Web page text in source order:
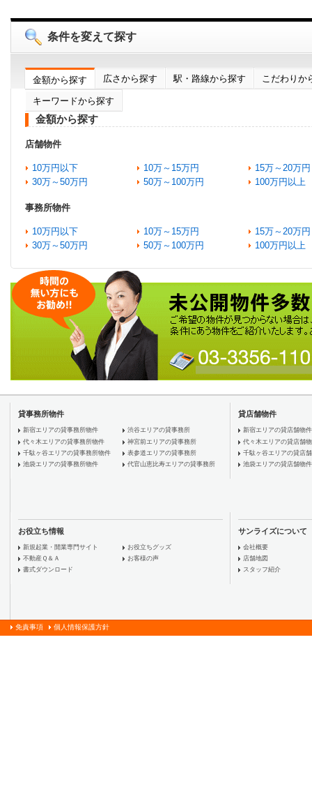
条件を変えて探す
金額から探す 広さから探す 駅・路線から探す こだわりか
キーワードから探す
金額から探す
店舗物件
10万円以下 10万～15万円
15万～20万円
30万～50万円
50万～100万円 100万円以上
事務所物件
10万円以下 10万～15万円
15万～20万円
30万～50万円
50万～100万円 100万円以上
貸事務所物件
新宿エリアの貸事務所物件
代々木エリアの貸事務所物件
千駄ヶ谷エリアの貸事務所物件
池袋エリアの貸事務所物件
渋谷エリアの貸事務所
神宮前エリアの貸事務所
表参道エリアの貸事務所
代官山恵比寿エリアの貸事務所
貸店舗物件
新宿エリアの貸店舗物件
代々木エリアの貸店舗
千駄ヶ谷エリアの貸店
池袋エリアの貸店舗物件
お役立ち情報
新規起業・開業専門サイト
不動産Ｑ＆Ａ
書式ダウンロード
お役立ちグッズ
お客様の声
サンライズについて
会社概要
店舗地図
スタッフ紹介
免責事項 個人情報保護方針